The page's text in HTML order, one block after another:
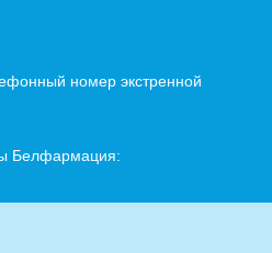
номер экстренной
Белфармация: